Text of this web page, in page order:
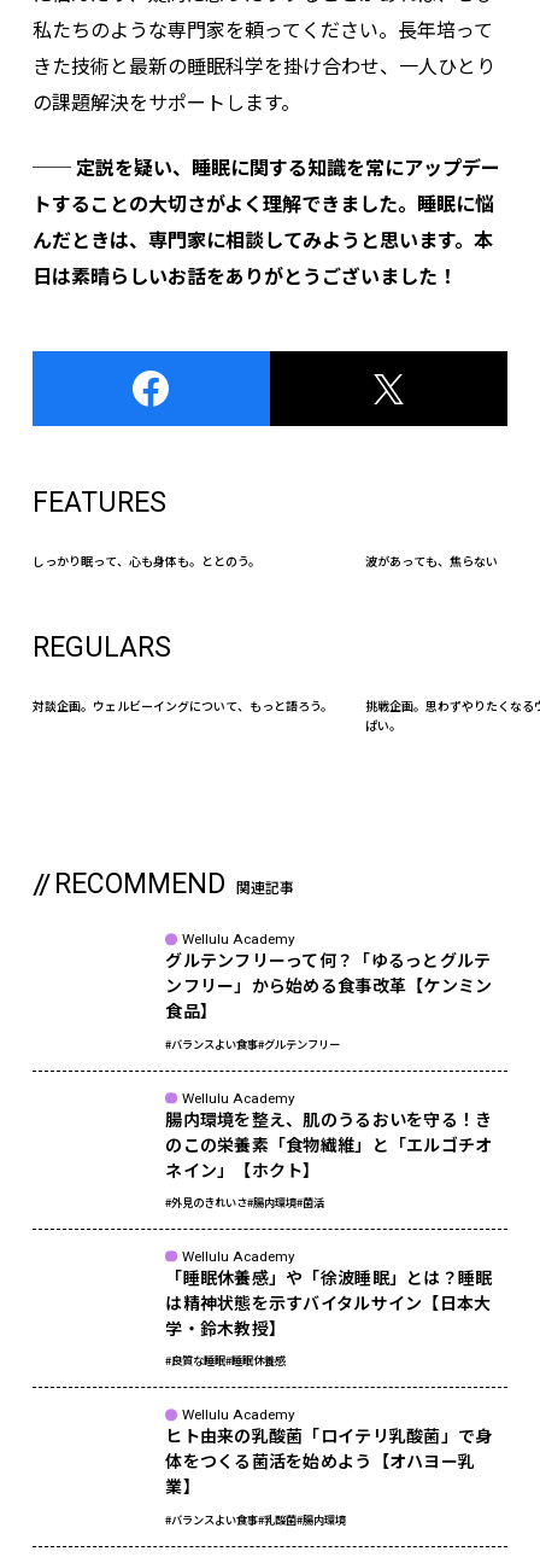
私たちのような専門家を頼ってください。長年培って
きた技術と最新の睡眠科学を掛け合わせ、一人ひとり
の課題解決をサポートします。
──定説を疑い、睡眠に関する知識を常にアップデー
トすることの大切さがよく理解できました。睡眠に悩
んだときは、専門家に相談してみようと思います。本
日は素晴らしいお話をありがとうございました！
FEATURES
しっかり眠って、心も身体も。ととのう。 波があっても、焦らない
REGULARS
対談企画。ウェルビーイングについて、もっと語ろう。
挑戦企画。思わずやりたくなる
ぱい。
RECOMMEND 関連記事
Wellulu Academy
グルテンフリーって何？「ゆるっとグルテ
ンフリー」から始める食事改革【ケンミン
食品】
#バランスよい食事#グルテンフリー
Wellulu Academy
腸内環境を整え、肌のうるおいを守る！き
のこの栄養素「食物繊維」と「エルゴチオ
ネイン」【ホクト】
#外見のきれいさ#腸内環境#菌活
Wellulu Academy
「睡眠休養感」や「徐波睡眠」とは？睡眠
は精神状態を示すバイタルサイン【日本大
学・鈴木教授】
#良質な睡眠#睡眠休養感
Wellulu Academy
ヒト由来の乳酸菌「ロイテリ乳酸菌」で身
体をつくる菌活を始めよう【オハヨー乳
業】
#バランスよい食事#乳酸菌#腸内環境